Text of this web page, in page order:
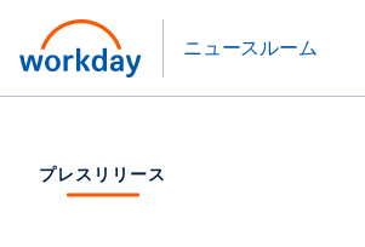
ニュースルーム
プレスリリース